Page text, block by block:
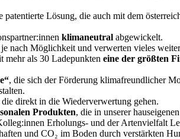
Lösung, die auch mit dem
klimaneutral abgewickelt.
nach Möglichkeit und verwerten vieles
mehr als 30 Ladepunkten eine der größten
, die sich der Förderung klimafreundlicher
direkt in die Wiederverwertung gehen.
Produkten, die in unserer
Erholungs- und der Artenvielfalt
und CO₂ im Boden durch verstärkten